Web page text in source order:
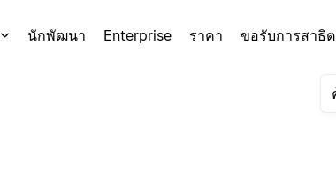
นักพัฒนา Enterprise ราคา ขอรับการสาธิต